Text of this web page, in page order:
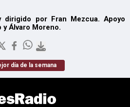
dirigido por Fran Mezcua. Apoyo
Álvaro Moreno.
día de la semana